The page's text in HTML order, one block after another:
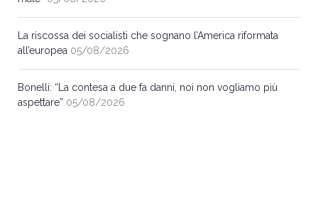
La riscossa dei socialisti che sognano l’America riformata
all’europea 05/08/2026
Bonelli: “La contesa a due fa danni, noi non vogliamo più
aspettare” 05/08/2026